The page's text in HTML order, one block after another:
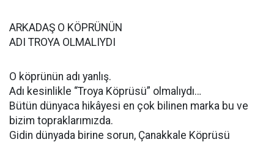
ARKADAŞ O KÖPRÜNÜN
ADI TROYA OLMALIYDI
O köprünün adı yanlış.
Adı kesinlikle “Troya Köprüsü” olmalıydı…
Bütün dünyaca hikâyesi en çok bilinen marka bu ve
bizim topraklarımızda.
Gidin dünyada birine sorun, Çanakkale Köprüsü